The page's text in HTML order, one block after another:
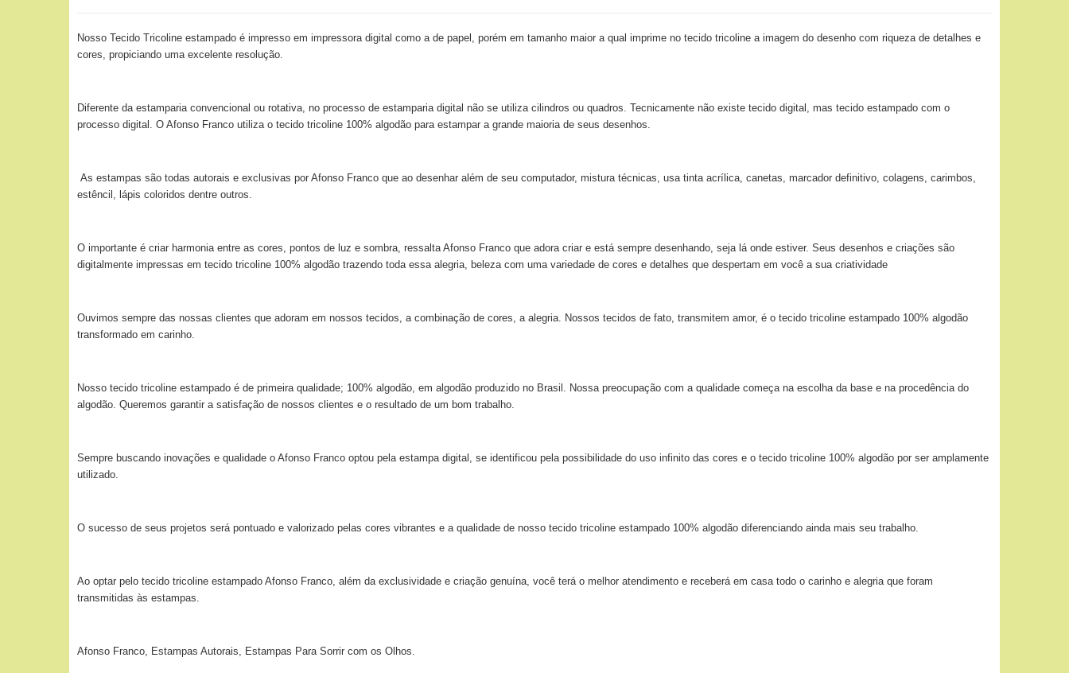
Nosso Tecido Tricoline estampado é impresso em impressora digital como a de papel, porém em tamanho maior a qual imprime no tecido tricoline a imagem do desenho com riqueza de detalhes e
cores, propiciando uma excelente resolução.
Diferente da estamparia convencional ou rotativa, no processo de estamparia digital não se utiliza cilindros ou quadros. Tecnicamente não existe tecido digital, mas tecido estampado com o
processo digital. O Afonso Franco utiliza o tecido tricoline 100% algodão para estampar a grande maioria de seus desenhos.
As estampas são todas autorais e exclusivas por Afonso Franco que ao desenhar além de seu computador, mistura técnicas, usa tinta acrílica, canetas, marcador definitivo, colagens, carimbos,
estêncil, lápis coloridos dentre outros.
O importante é criar harmonia entre as cores, pontos de luz e sombra, ressalta Afonso Franco que adora criar e está sempre desenhando, seja lá onde estiver. Seus desenhos e criações são
digitalmente impressas em tecido tricoline 100% algodão trazendo toda essa alegria, beleza com uma variedade de cores e detalhes que despertam em você a sua criatividade
Ouvimos sempre das nossas clientes que adoram em nossos tecidos, a combinação de cores, a alegria. Nossos tecidos de fato, transmitem amor, é o tecido tricoline estampado 100% algodão
transformado em carinho.
Nosso tecido tricoline estampado é de primeira qualidade; 100% algodão, em algodão produzido no Brasil. Nossa preocupação com a qualidade começa na escolha da base e na procedência do
algodão. Queremos garantir a satisfação de nossos clientes e o resultado de um bom trabalho.
Sempre buscando inovações e qualidade o Afonso Franco optou pela estampa digital, se identificou pela possibilidade do uso infinito das cores e o tecido tricoline 100% algodão por ser amplamente
utilizado.
O sucesso de seus projetos será pontuado e valorizado pelas cores vibrantes e a qualidade de nosso tecido tricoline estampado 100% algodão diferenciando ainda mais seu trabalho.
Ao optar pelo tecido tricoline estampado Afonso Franco, além da exclusividade e criação genuína, você terá o melhor atendimento e receberá em casa todo o carinho e alegria que foram
transmitidas às estampas.
Afonso Franco, Estampas Autorais, Estampas Para Sorrir com os Olhos.